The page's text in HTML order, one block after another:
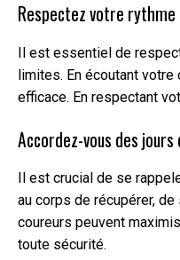
Respectez votre rythme
Il est essentiel de
limites. En écoutant
efficace. En respectant
Accordez-vous des jours
Il est crucial de se
au corps de récupérer,
coureurs peuvent
toute sécurité.